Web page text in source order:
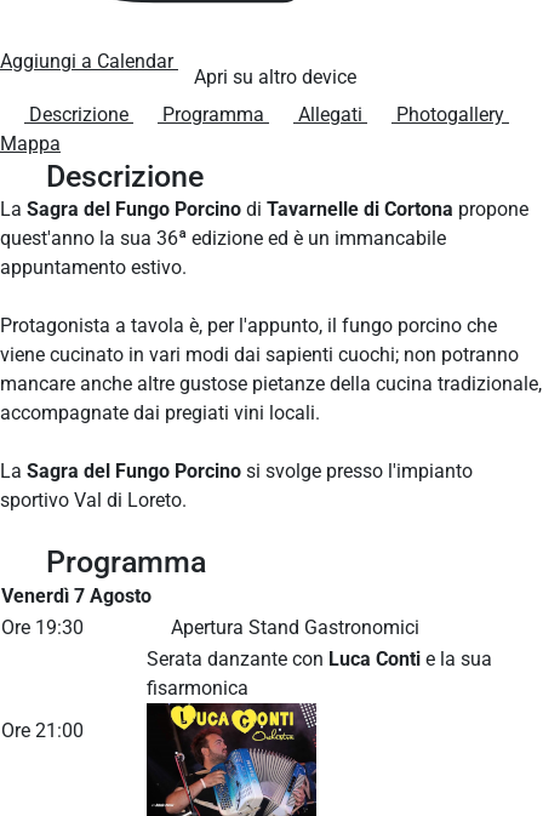
Aggiungi a Calendar
Apri su altro device
Descrizione
Programma Allegati
Photogallery
Mappa
Descrizione
La Sagra del Fungo Porcino di Tavarnelle di Cortona propone
quest'anno la sua 36ª edizione ed è un immancabile
appuntamento estivo.
Protagonista a tavola è, per l'appunto, il fungo porcino che
viene cucinato in vari modi dai sapienti cuochi; non potranno
mancare anche altre gustose pietanze della cucina tradizionale,
accompagnate dai pregiati vini locali.
La Sagra del Fungo Porcino si svolge presso l'impianto
sportivo Val di Loreto.
Programma
Venerdì 7 Agosto
Ore 19:30
Apertura Stand Gastronomici
Ore 21:00
Serata danzante con Luca Conti e la sua
fisarmonica